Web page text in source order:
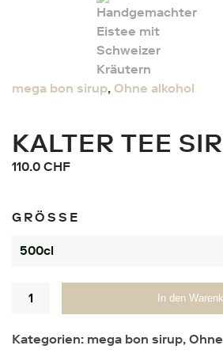
mega bon sirup, Ohne alkohol
KALTER TEE
110.0 CHF
GRÖSSE
Menge In den
Kategorien: mega bon sirup,